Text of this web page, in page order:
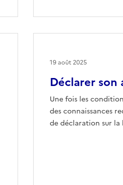
Déclarer
Une fois les
des connaissances
de déclaration sur la
19 août 2025